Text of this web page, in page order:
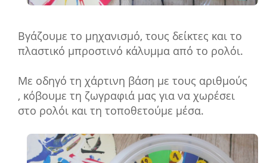
Βγάζουμε το μηχανισμό, τους δείκτες και το
πλαστικό μπροστινό κάλυμμα από το ρολόι.
Με οδηγό τη χάρτινη βάση με τους αριθμούς
, κόβουμε τη ζωγραφιά μας για να χωρέσει
στο ρολόι και τη τοποθετούμε μέσα.